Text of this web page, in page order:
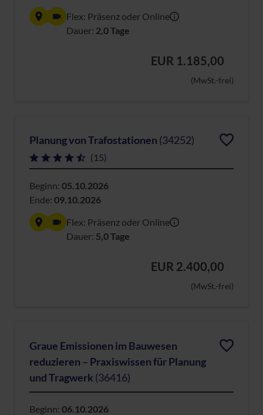
Flex: Präsenz oder Online
Dauer: 2,0 Tage
EUR 1.185,00
(MwSt.-frei)
Planung von Trafostationen (34252)
(15)
Beginn: 05.10.2026
Ende: 09.10.2026
Flex: Präsenz oder Online
Dauer: 5,0 Tage
EUR 2.400,00
(MwSt.-frei)
Graue Emissionen im Bauwesen
reduzieren – Praxiswissen für Planung
und Tragwerk (36416)
Beginn: 06.10.2026